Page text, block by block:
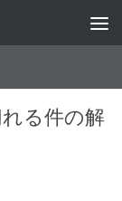
る件の解